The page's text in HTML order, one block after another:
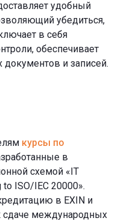
удобный
убедиться,
в себя
обеспечивает
и записей.
курсы по
в
схемой «IT
ISO/IEC 20000».
в EXIN и
сдаче международных